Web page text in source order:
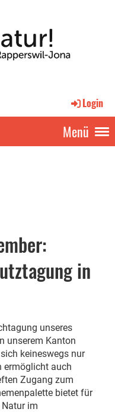
Login
Menü
in
unseres
unserem Kanton
keineswegs nur
ermöglicht auch
Zugang zum
bietet für
im